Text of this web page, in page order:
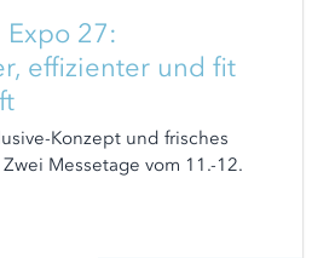
27:
effizienter und fit
Konzept und frisches
Messetage vom 11.-12.